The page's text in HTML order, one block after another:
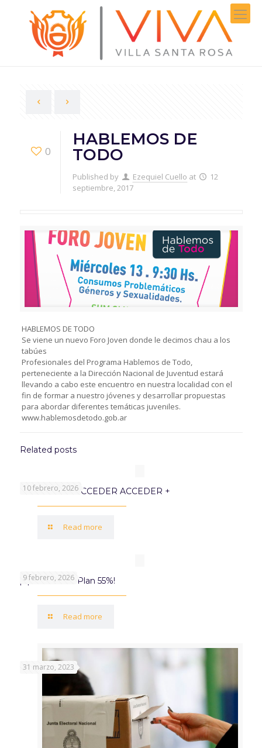
0
HABLEMOS DE
TODO
Published by Ezequiel Cuello at
12
septiembre, 2017
HABLEMOS DE TODO
Se viene un nuevo Foro Joven donde le decimos chau a los
tabúes
Profesionales del Programa Hablemos de Todo,
perteneciente a la Dirección Nacional de Juventud estará
llevando a cabo este encuentro en nuestra localidad con el
fin de formar a nuestro jóvenes y desarrollar propuestas
para abordar diferentes temáticas juveniles.
www.hablemosdetodo.gob.ar
Related posts
10 febrero, 2026
PROGRAMA ACCEDER ACCEDER +
Read more
9 febrero, 2026
¡Aprovechá el Plan 55%!
Read more
31 marzo, 2023